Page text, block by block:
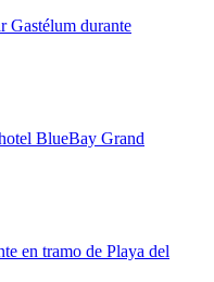
Gastélum durante
BlueBay Grand
en tramo de Playa del